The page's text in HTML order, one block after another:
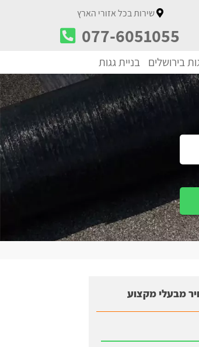
שירות בכל אזורי הארץ
077-6051055
בירושלים בניית גגות
מבעלי מקצוע